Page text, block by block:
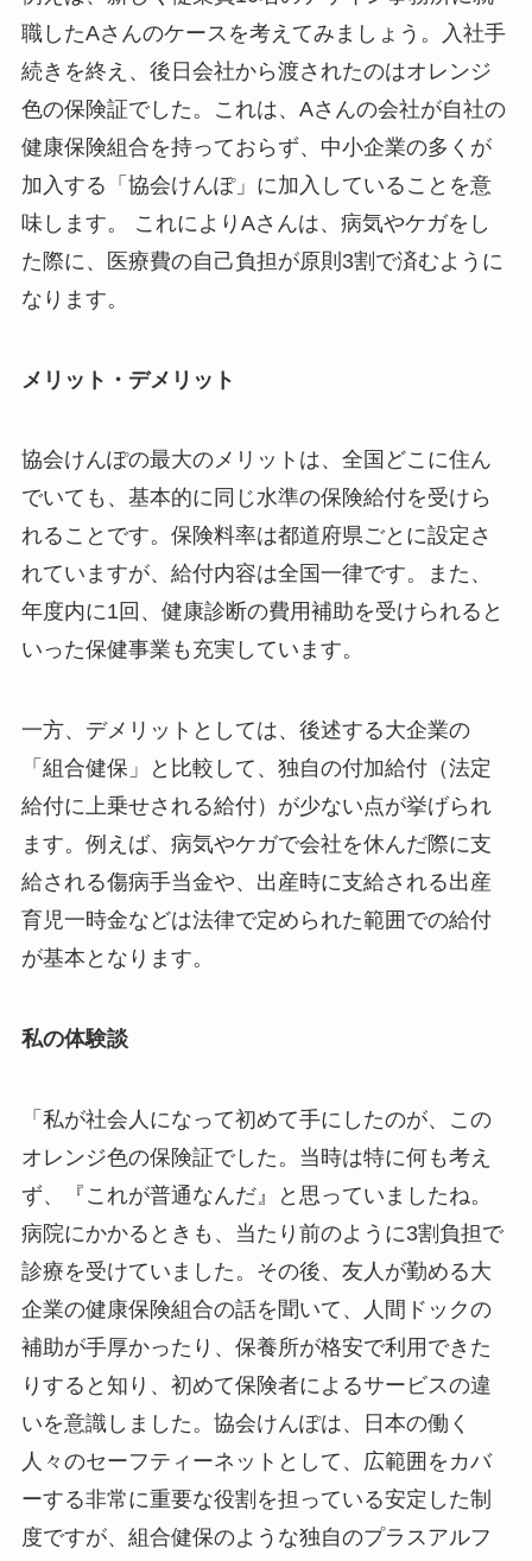
職したAさんのケースを考えてみましょう。入社手
続きを終え、後日会社から渡されたのはオレンジ
色の保険証でした。これは、Aさんの会社が自社の
健康保険組合を持っておらず、中小企業の多くが
加入する「協会けんぽ」に加入していることを意
味します。 これによりAさんは、病気やケガをし
た際に、医療費の自己負担が原則3割で済むように
なります。
メリット・デメリット
協会けんぽの最大のメリットは、全国どこに住ん
でいても、基本的に同じ水準の保険給付を受けら
れることです。保険料率は都道府県ごとに設定さ
れていますが、給付内容は全国一律です。また、
年度内に1回、健康診断の費用補助を受けられると
いった保健事業も充実しています。
一方、デメリットとしては、後述する大企業の
「組合健保」と比較して、独自の付加給付（法定
給付に上乗せされる給付）が少ない点が挙げられ
ます。例えば、病気やケガで会社を休んだ際に支
給される傷病手当金や、出産時に支給される出産
育児一時金などは法律で定められた範囲での給付
が基本となります。
私の体験談
「私が社会人になって初めて手にしたのが、この
オレンジ色の保険証でした。当時は特に何も考え
ず、『これが普通なんだ』と思っていましたね。
病院にかかるときも、当たり前のように3割負担で
診療を受けていました。その後、友人が勤める大
企業の健康保険組合の話を聞いて、人間ドックの
補助が手厚かったり、保養所が格安で利用できた
りすると知り、初めて保険者によるサービスの違
いを意識しました。協会けんぽは、日本の働く
人々のセーフティーネットとして、広範囲をカバ
ーする非常に重要な役割を担っている安定した制
度ですが、組合健保のような独自のプラスアルフ